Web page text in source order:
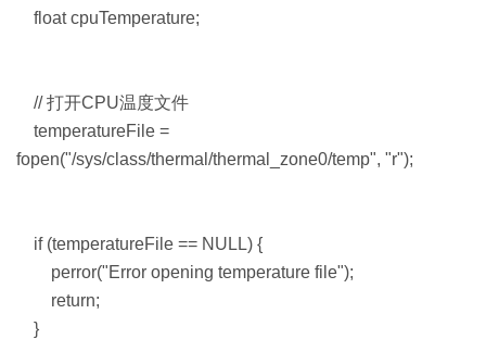
float cpuTemperature;
// 打开CPU温度文件
temperatureFile =
fopen("/sys/class/thermal/thermal_zone0/temp", "r");
if (temperatureFile == NULL) {
perror("Error opening temperature file");
return;
}